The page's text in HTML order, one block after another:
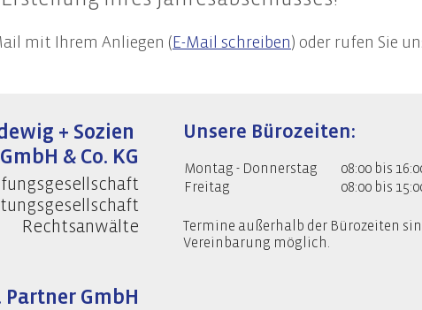
mit Ihrem Anliegen (E-Mail schreiben) oder rufen Sie
+ Sozien
GmbH & Co. KG
Rechtsanwälte
GmbH
Unsere Bürozeiten:
Montag - Donnerstag
08:00 bis
Freitag
08:00 bis
Termine außerhalb der Bürozeiten
Vereinbarung möglich.